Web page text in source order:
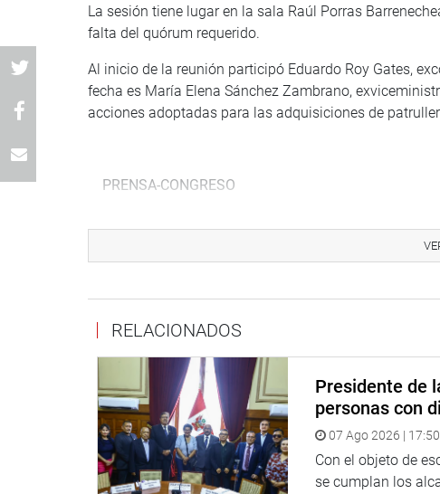
La sesión tiene lugar en la sala Raúl Porras
falta del quórum requerido.
Al inicio de la reunión participó Eduardo Roy Gates,
fecha es María Elena Sánchez Zambrano,
acciones adoptadas para las adquisiciones de
PRENSA-CONGRESO
http://www.congreso.gob.pe/
Twitter: https://twitter.com/congresoperu
http://www.youtube.com/congresoperu
Soundcloud: https://soundcloud.com/radiocongreso
RELACIONADOS
Presidente de
personas con
07 Ago 2026 |
Con el objeto de
se cumplan los